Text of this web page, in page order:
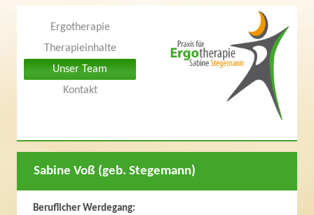
Ergotherapie
Therapieinhalte
Unser Team
Kontakt
Sabine Voß (geb. Stegemann)
Beruflicher Werdegang: